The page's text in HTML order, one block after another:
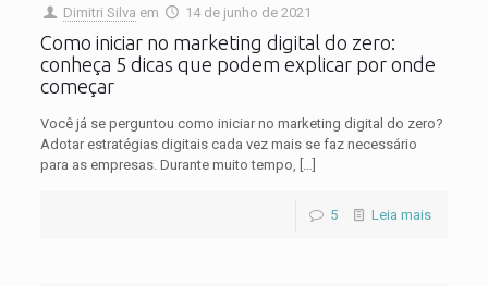
Dimitri Silva em 14 de junho de 2021
Como iniciar no marketing digital do zero:
conheça 5 dicas que podem explicar por onde
começar
Você já se perguntou como iniciar no marketing digital do zero?
Adotar estratégias digitais cada vez mais se faz necessário
para as empresas. Durante muito tempo, […]
5 Leia mais